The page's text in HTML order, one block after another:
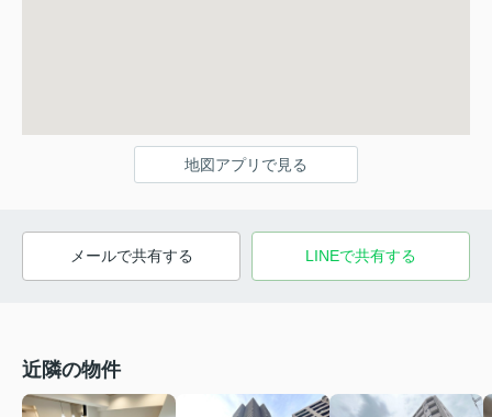
地図アプリで見る
メールで共有する LINEで共有する
近隣の物件